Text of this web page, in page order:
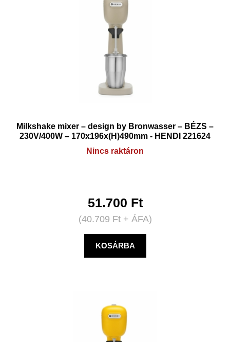
Milkshake mixer – design by Bronwasser – BÉZS –
230V/400W – 170x196x(H)490mm - HENDI 221624
Nincs raktáron
51.700 Ft
(40.709 Ft+ ÁFA)
KOSÁRBA